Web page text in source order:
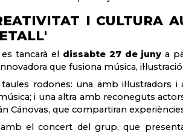
I CULTURA
tancarà el dissabte 27 de juny a
que fusiona música,
taules rodones: una amb
i una altra amb reconeguts
Cánovas, que compartiran
amb el concert del grup, que